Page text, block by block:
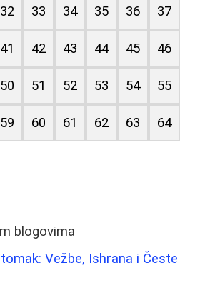
32 33 34 35 36 37
41 42 43 44 45 46
50 51 52 53 54 55
59 60 61 62 63 64
blogovima
Vežbe, Ishrana i Česte